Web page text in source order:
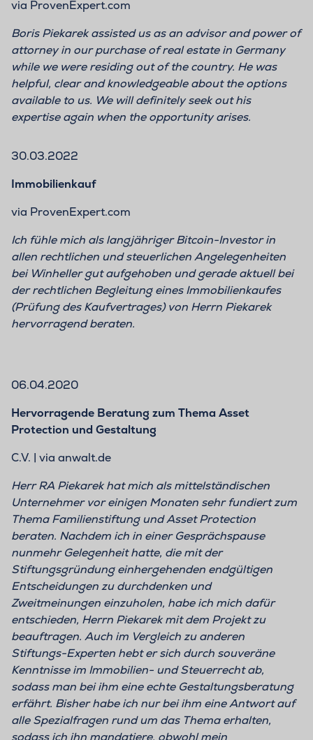
via ProvenExpert.com
Boris Piekarek assisted us as an advisor and power of
attorney in our purchase of real estate in Germany
while we were residing out of the country. He was
helpful, clear and knowledgeable about the options
available to us. We will definitely seek out his
expertise again when the opportunity arises.
30.03.2022
Immobilienkauf
via ProvenExpert.com
Ich fühle mich als langjähriger Bitcoin-Investor in
allen rechtlichen und steuerlichen Angelegenheiten
bei Winheller gut aufgehoben und gerade aktuell bei
der rechtlichen Begleitung eines Immobilienkaufes
(Prüfung des Kaufvertrages) von Herrn Piekarek
hervorragend beraten.
06.04.2020
Hervorragende Beratung zum Thema Asset
Protection und Gestaltung
C.V. | via anwalt.de
Herr RA Piekarek hat mich als mittelständischen
Unternehmer vor einigen Monaten sehr fundiert zum
Thema Familienstiftung und Asset Protection
beraten. Nachdem ich in einer Gesprächspause
nunmehr Gelegenheit hatte, die mit der
Stiftungsgründung einhergehenden endgültigen
Entscheidungen zu durchdenken und
Zweitmeinungen einzuholen, habe ich mich dafür
entschieden, Herrn Piekarek mit dem Projekt zu
beauftragen. Auch im Vergleich zu anderen
Stiftungs-Experten hebt er sich durch souveräne
Kenntnisse im Immobilien- und Steuerrecht ab,
sodass man bei ihm eine echte Gestaltungsberatung
erfährt. Bisher habe ich nur bei ihm eine Antwort auf
alle Spezialfragen rund um das Thema erhalten,
sodass ich ihn mandatiere, obwohl mein